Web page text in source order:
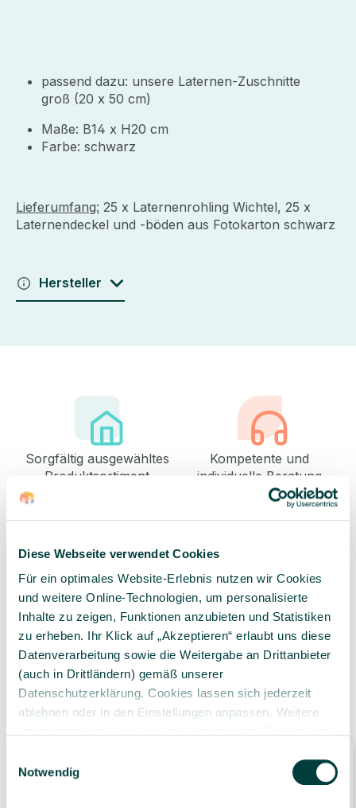
Diese Webseite verwendet Cookies
Für ein optimales Website-Erlebnis nutzen wir Cookies
und weitere Online-Technologien, um personalisierte
Inhalte zu zeigen, Funktionen anzubieten und Statistiken
zu erheben. Ihr Klick auf „Akzeptieren“ erlaubt uns diese
Datenverarbeitung sowie die Weitergabe an Drittanbieter
(auch in Drittländern) gemäß unserer
Datenschutzerklärung. Cookies lassen sich jederzeit
ablehnen oder in den Einstellungen anpassen. Weitere
schutz­erklärung
Notwendig
passend dazu: unsere Laternen-Zuschnitte
groß (20 x 50 cm)
Maße: B14 x H20 cm
Farbe: schwarz
Lieferumfang: 25 x Laternenrohling Wichtel, 25 x
Laternendeckel und -böden aus Fotokarton schwarz
Hersteller
Sorgfältig ausgewähltes
Produktsortiment
Kompetente und
individuelle Beratung
Geprüfte Lieferkette
1-3 Werktage Lieferzeit
bei Versand aus dem
eigenen Lager
Ähnliche Produkte